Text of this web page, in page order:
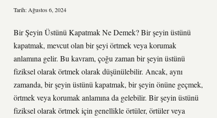
Tarih: Ağustos 6, 2024
Bir Şeyin Üstünü Kapatmak Ne Demek? Bir şeyin üstünü
kapatmak, mevcut olan bir şeyi örtmek veya korumak
anlamına gelir. Bu kavram, çoğu zaman bir şeyin üstünü
fiziksel olarak örtmek olarak düşünülebilir. Ancak, aynı
zamanda, bir şeyin üstünü kapatmak, bir şeyin önüne geçmek,
örtmek veya korumak anlamına da gelebilir. Bir şeyin üstünü
fiziksel olarak örtmek için genellikle örtüler, örtüler veya